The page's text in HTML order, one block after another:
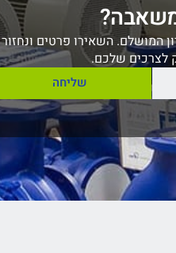
המושלם. השאירו פרטים ונחזור
לצרכים שלכם.
שליחה